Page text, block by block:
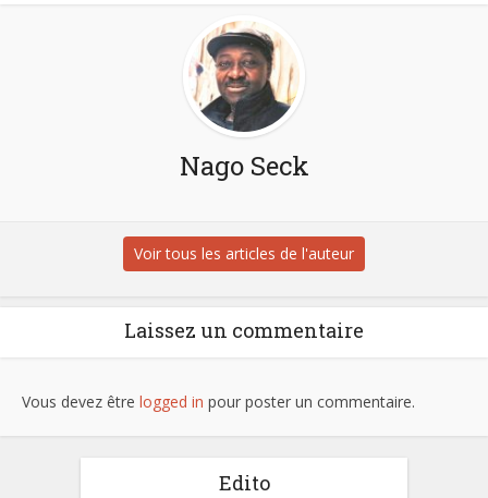
Nago Seck
Voir tous les articles de l'auteur
Laissez un commentaire
Vous devez être logged in pour poster un commentaire.
Edito